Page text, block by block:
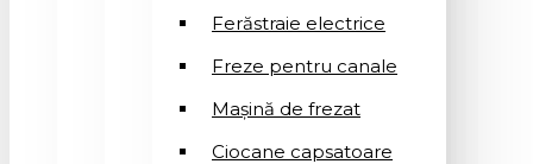
Ferăstraie electrice
Freze pentru canale
Mașină de frezat
Ciocane capsatoare